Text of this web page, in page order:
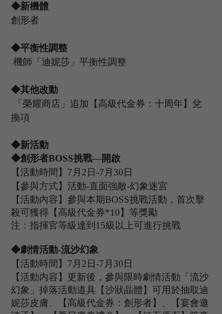
◆新機體
創形者
◆平衡性調整
機師「迪妮莎」平衡性調整
◆其他改動
「榮耀商店 」追加 【高級代金券：十周年】兌
換項
◆新活動
◆創形者BOSS挑戰—開啟
【活動時間】 7 月 2 日-7 月 30日
【參與方式】 活動-直面強敵-幻象迷宮
【活動內容】參與本期BOSS挑戰活動，首次擊
殺可獲得【高級代金券*10】等獎勵
注：指揮官等級達到 15級以上可進行挑戰
◆劇情活動-流沙幻象
【活動時間】 7 月 2 日-7 月 30日
【活動內容】更新後，參與限時劇情活動「流沙
幻象」掉落活動道具【沙狀晶體】可用於抽取迪
妮莎皮膚、【高級代金券：創形者】、【宴會邀